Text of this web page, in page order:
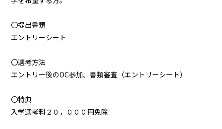
〇提出書類
エントリーシート
〇選考方法
エントリー後のOC参加、書類審査（エントリーシート）
〇特典
入学選考料２０，０００円免除